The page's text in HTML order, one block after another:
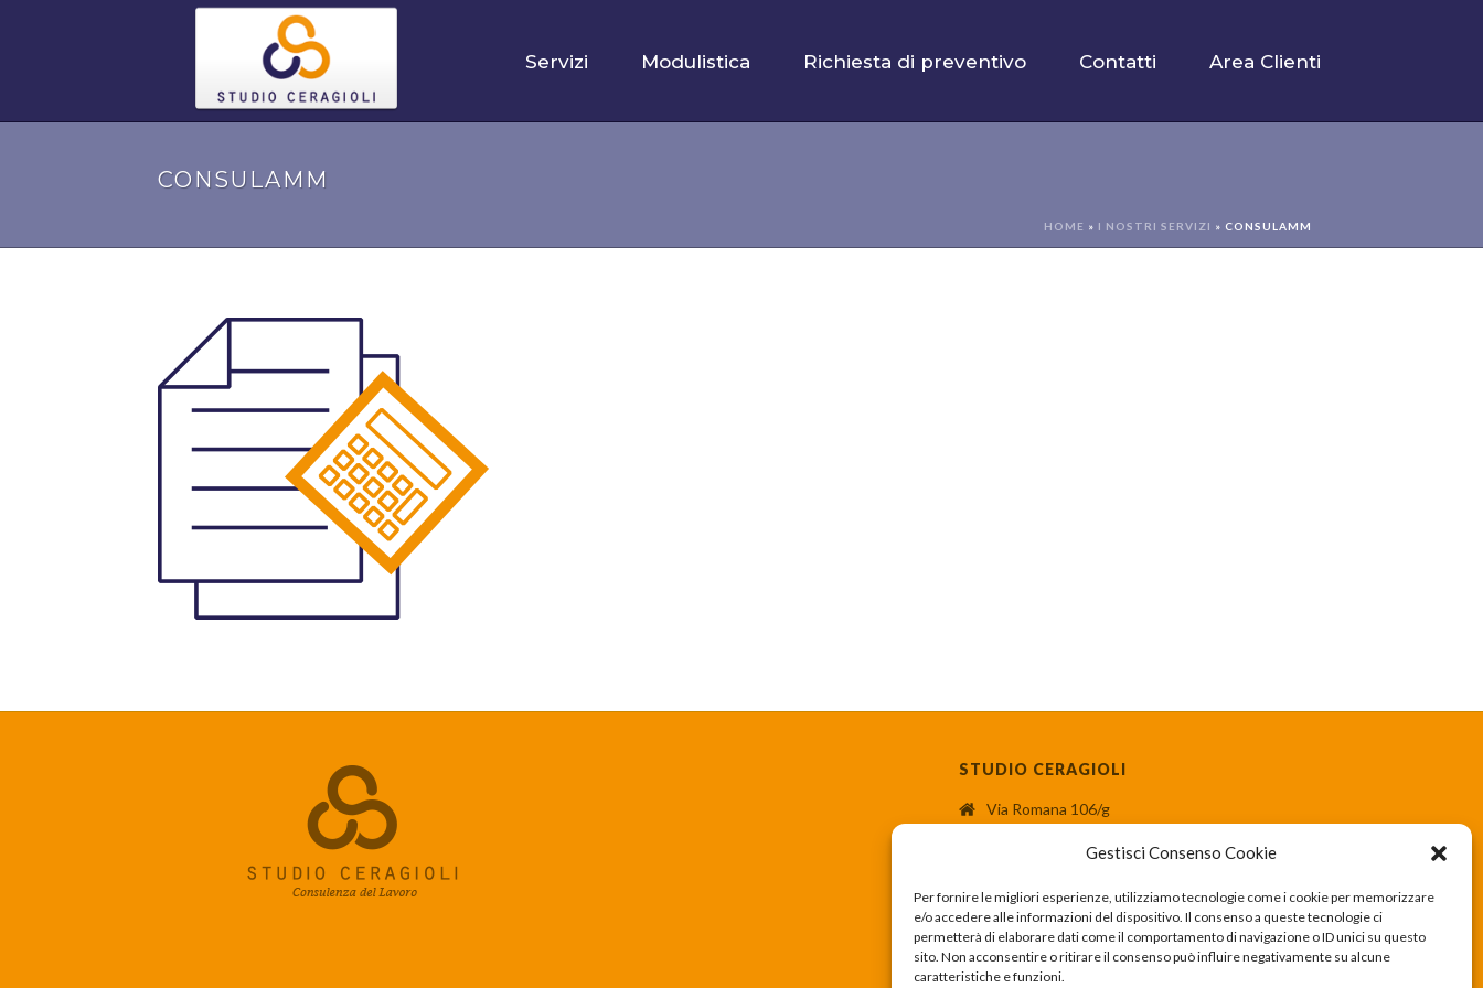
Gestisci Consenso Cookie
Per fornire le migliori esperienze, utilizziamo tecnologie come i cookie per memorizzare
e/o accedere alle informazioni del dispositivo. Il consenso a queste tecnologie ci
permetterà di elaborare dati come il comportamento di navigazione o ID unici su questo
sito. Non acconsentire o ritirare il consenso può influire negativamente su alcune
caratteristiche e funzioni.
Servizi Modulistica Richiesta di preventivo Contatti Area Clienti
CONSULAMM
HOME » I NOSTRI SERVIZI » CONSULAMM
STUDIO CERAGIOLI
Via Romana 106/g
Via Giovanni Guidiccioni 188
55100 Lucca (LU)
+39 393 441 9630